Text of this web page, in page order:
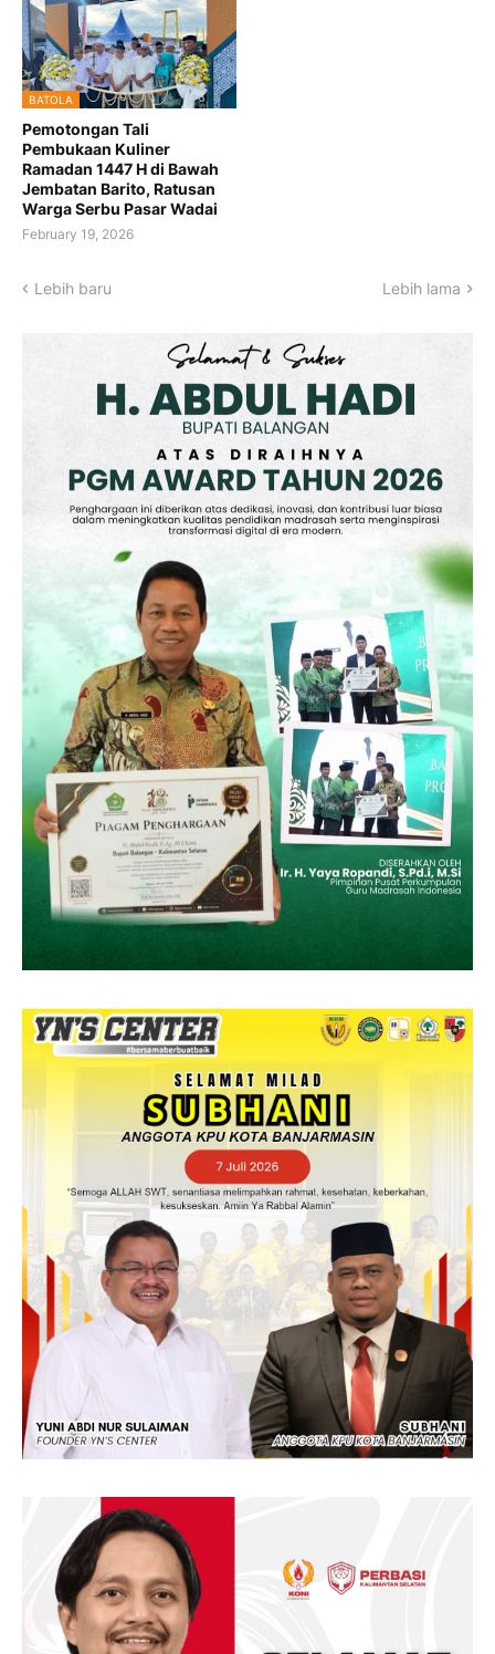
BATOLA
Pemotongan Tali
Pembukaan Kuliner
Ramadan 1447 H di Bawah
Jembatan Barito, Ratusan
Warga Serbu Pasar Wadai
February 19, 2026
Lebih baru Lebih lama